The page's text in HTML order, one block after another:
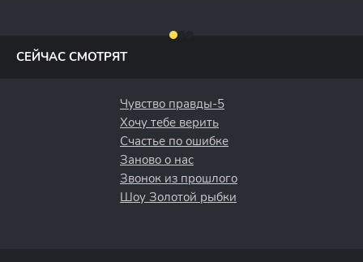
СЕЙЧАС СМОТРЯТ
Чувство правды-5
Хочу тебе верить
Счастье по ошибке
Заново о нас
Звонок из прошлого
Шоу Золотой рыбки